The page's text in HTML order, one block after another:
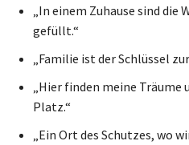
„In einem Zuhause sind
gefüllt.“
„Familie ist der Schlüssel
„Hier finden meine
Platz.“
„Ein Ort des Schutzes, wo